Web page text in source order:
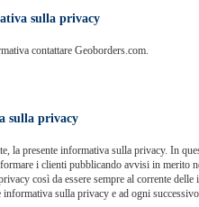
sulla privacy
contattare Geoborders.com.
sulla privacy
la presente informativa sulla privacy. In
i clienti pubblicando avvisi in merito
così da essere sempre al corrente
informativa sulla privacy e ad ogni